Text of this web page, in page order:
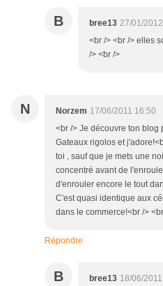
B bree13 27/01/
<br /> <br /> elles
/> <br />
N Norzem 17/06/2011 16:50
<br /> Je découvre ton
Gateaux rigolos et
toi , sauf que je mets une
concentré avant de
d'enrouler encore le tout
C'est quasi identique aux
dans le commerce!<br />
Répondre
B bree13 18/06/